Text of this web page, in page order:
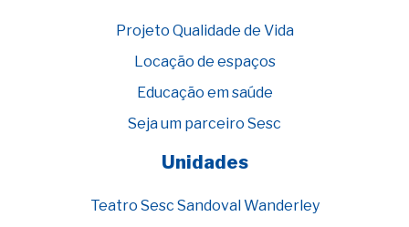
Projeto Qualidade de Vida
Locação de espaços
Educação em saúde
Seja um parceiro Sesc
Unidades
Teatro Sesc Sandoval Wanderley